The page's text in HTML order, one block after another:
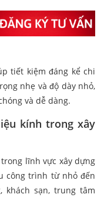
tiết kiệm đáng kể chi
nhẹ và độ dày nhỏ,
và dễ dàng.
kính trong xây
lĩnh vực xây dựng
công trình từ nhỏ đến
khách sạn, trung tâm